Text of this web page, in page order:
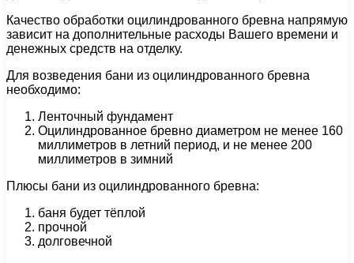
Качество обработки оцилиндрованного бревна напрямую
зависит на дополнительные расходы Вашего времени и
денежных средств на отделку.
Для возведения бани из оцилиндрованного бревна
необходимо:
Ленточный фундамент
Оцилиндрованное бревно диаметром не менее 160
миллиметров в летний период, и не менее 200
миллиметров в зимний
Плюсы бани из оцилиндрованного бревна:
баня будет тёплой
прочной
долговечной